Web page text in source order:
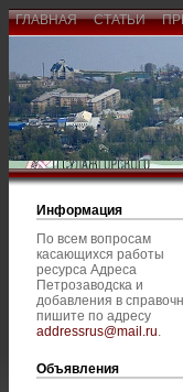
ГЛАВНАЯ СТАТЬИ
Информация
По всем вопросам
касающихся работы
ресурса Адреса
Петрозаводска и
добавления в
пишите по адресу
addressrus@mail.ru.
Объявления